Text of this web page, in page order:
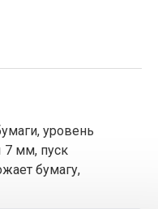
уровень
7 мм, пуск
бумагу,